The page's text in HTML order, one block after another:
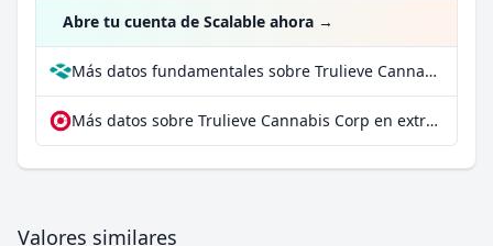
Abre tu cuenta de Scalable ahora →
Más datos fundamentales sobre Trulieve Cannabis Corp en Parqet
Más datos sobre Trulieve Cannabis Corp en extraETF
Valores similares